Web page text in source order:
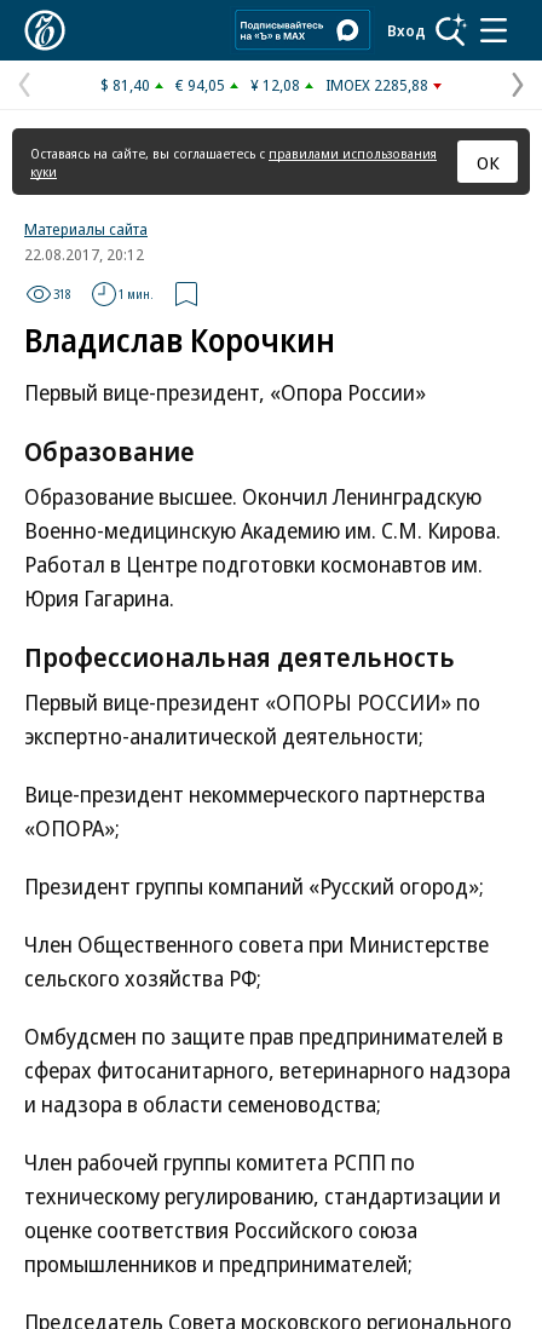
Вход
Предыдущая
страница
$ 81,40 € 94,05 ¥ 12,08 IMOEX 2285,88
Оставаясь на сайте, вы соглашаетесь с правилами использования
куки
ОК
Материалы сайта
22.08.2017, 20:12
318 1 мин.
Владислав Корочкин
Первый вице-президент, «Опора России»
Образование
Образование высшее. Окончил Ленинградскую
Военно-медицинскую Академию им. С.М. Кирова.
Работал в Центре подготовки космонавтов им.
Юрия Гагарина.
Профессиональная деятельность
Первый вице-президент «ОПОРЫ РОССИИ» по
экспертно-аналитической деятельности;
Вице-президент некоммерческого партнерства
«ОПОРА»;
Президент группы компаний «Русский огород»;
Член Общественного совета при Министерстве
сельского хозяйства РФ;
Омбудсмен по защите прав предпринимателей в
сферах фитосанитарного, ветеринарного надзора
и надзора в области семеноводства;
Член рабочей группы комитета РСПП по
техническому регулированию, стандартизации и
оценке соответствия Российского союза
промышленников и предпринимателей;
Председатель Совета московского регионального